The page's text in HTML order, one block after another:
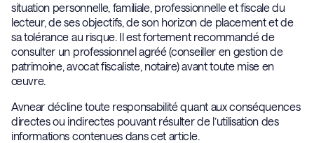
situation personnelle, familiale, professionnelle et fiscale du
lecteur, de ses objectifs, de son horizon de placement et de
sa tolérance au risque. Il est fortement recommandé de
consulter un professionnel agréé (conseiller en gestion de
patrimoine, avocat fiscaliste, notaire) avant toute mise en
œuvre.
Avnear décline toute responsabilité quant aux conséquences
directes ou indirectes pouvant résulter de l’utilisation des
informations contenues dans cet article.